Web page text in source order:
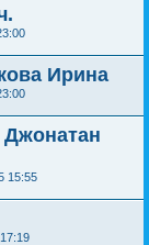
Ирина
15:55